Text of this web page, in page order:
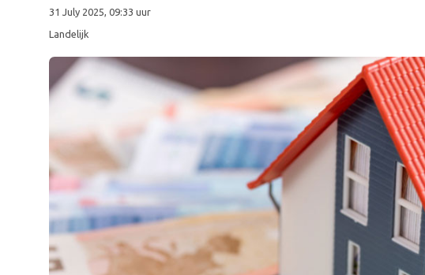
31 July 2025, 09:33 uur
Landelijk